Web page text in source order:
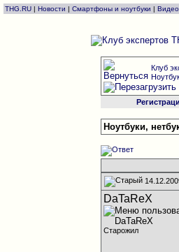
THG.RU | Новости | Смартфоны и ноутбуки |
Клуб
Ноутбуки,
DaTaReX
Старожил